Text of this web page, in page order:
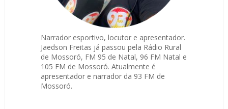
Narrador esportivo, locutor e apresentador.
Jaedson Freitas já passou pela Rádio Rural
de Mossoró, FM 95 de Natal, 96 FM Natal e
105 FM de Mossoró. Atualmente é
apresentador e narrador da 93 FM de
Mossoró.